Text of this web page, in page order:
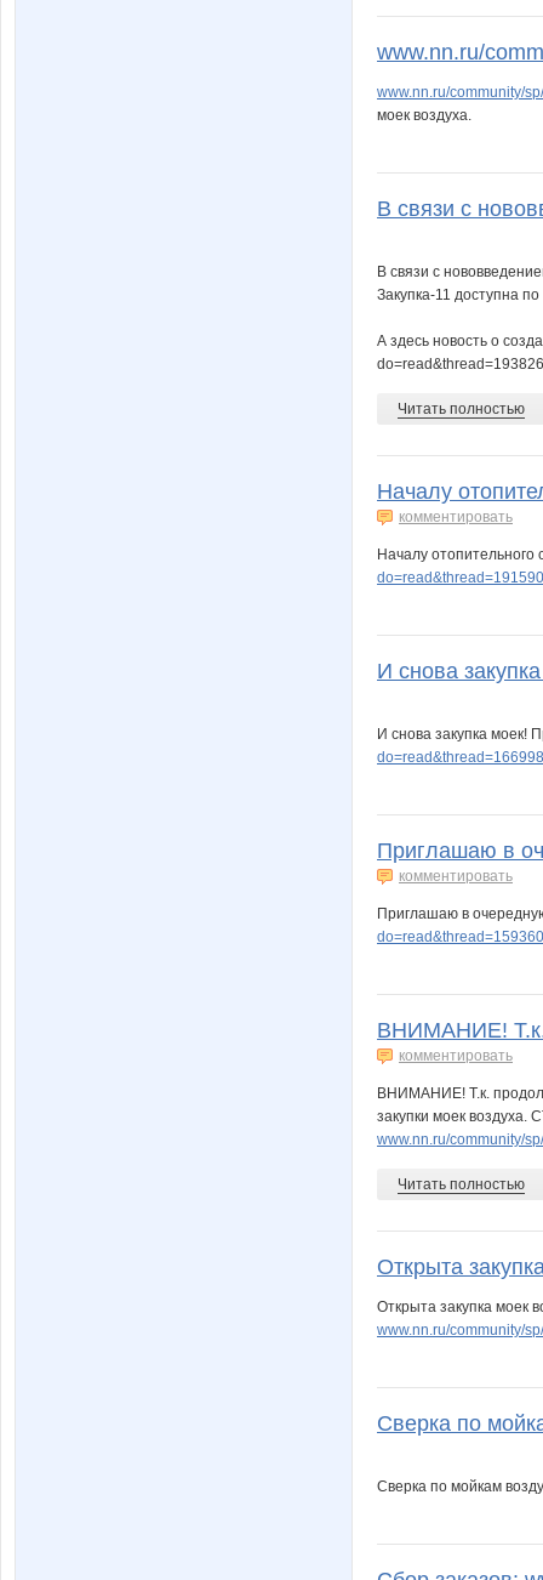
www.nn.ru/
www.nn.ru/community/
моек воздуха.
В связи с
В связи с
Закупка-11 доступна
А здесь новость о
Читать полностью
Началу
комментировать
Началу отопительного
И снова
И снова закупка моек!
Приглашаю в
комментировать
Приглашаю в
ВНИМАНИЕ! Т.к.
комментировать
ВНИМАНИЕ! Т.к.
закупки моек воздуха.
www.nn.ru/community/
Читать полностью
Открыта
Открыта закупка моек
www.nn.ru/community/
Сверка по
Сверка по мойкам